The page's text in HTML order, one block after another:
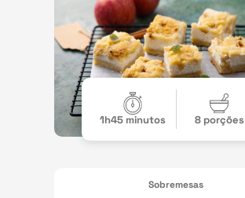
1h45 minutos 8 porções
Sobremesas